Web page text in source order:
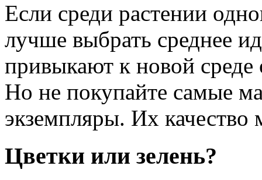
Если среди растении
лучше выбрать среднее
привыкают к новой
Но не покупайте самые
экземпляры. Их качество
Цветки или зелень?